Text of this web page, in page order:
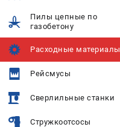
Пилы цепные по
газобетону
Расходные материалы
Рейсмусы
Сверлильные станки
Стружкоотсосы